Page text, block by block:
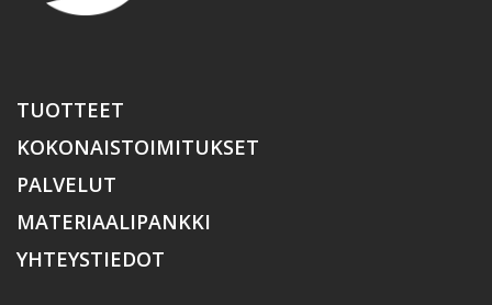
TUOTTEET
KOKONAISTOIMITUKSET
PALVELUT
MATERIAALIPANKKI
YHTEYSTIEDOT